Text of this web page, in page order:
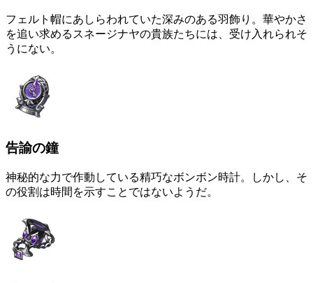
フェルト帽にあしらわれていた深みのある羽飾り。華やかさ
を追い求めるスネージナヤの貴族たちには、受け入れられそ
うにない。
告諭の鐘
神秘的な力で作動している精巧なボンボン時計。しかし、そ
の役割は時間を示すことではないようだ。